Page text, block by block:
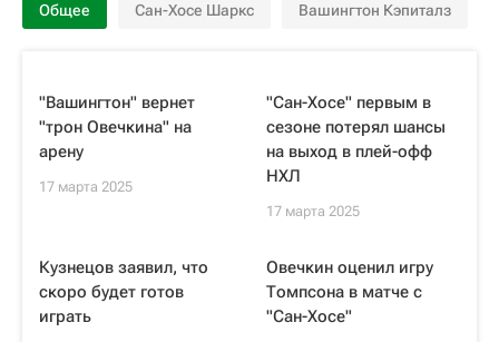
Общее Сан-Хосе Шаркс Вашингтон Кэпиталз
"Вашингтон" вернет
"трон Овечкина" на
арену
17 марта 2025
"Сан-Хосе" первым в
сезоне потерял шансы
на выход в плей-офф
НХЛ
17 марта 2025
Кузнецов заявил, что
скоро будет готов
играть
Овечкин оценил игру
Томпсона в матче с
"Сан-Хосе"